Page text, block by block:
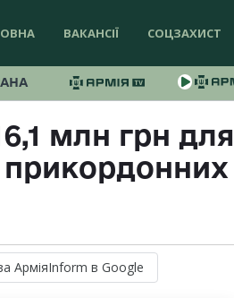
ВАКАНСІЇ СОЦЗАХИСТ
млн грн для
прикордонних
АрміяInform в Google